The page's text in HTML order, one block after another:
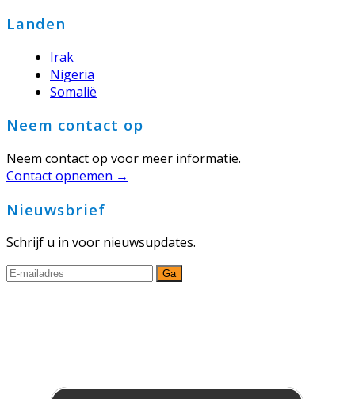
Landen
Irak
Nigeria
Somalië
Neem contact op
Neem contact op voor meer informatie.
Contact opnemen →
Nieuwsbrief
Schrijf u in voor nieuwsupdates.